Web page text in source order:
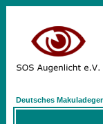
Deutsches